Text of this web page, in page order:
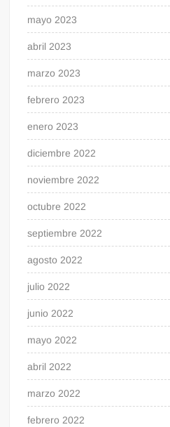
mayo 2023
abril 2023
marzo 2023
febrero 2023
enero 2023
diciembre 2022
noviembre 2022
octubre 2022
septiembre 2022
agosto 2022
julio 2022
junio 2022
mayo 2022
abril 2022
marzo 2022
febrero 2022